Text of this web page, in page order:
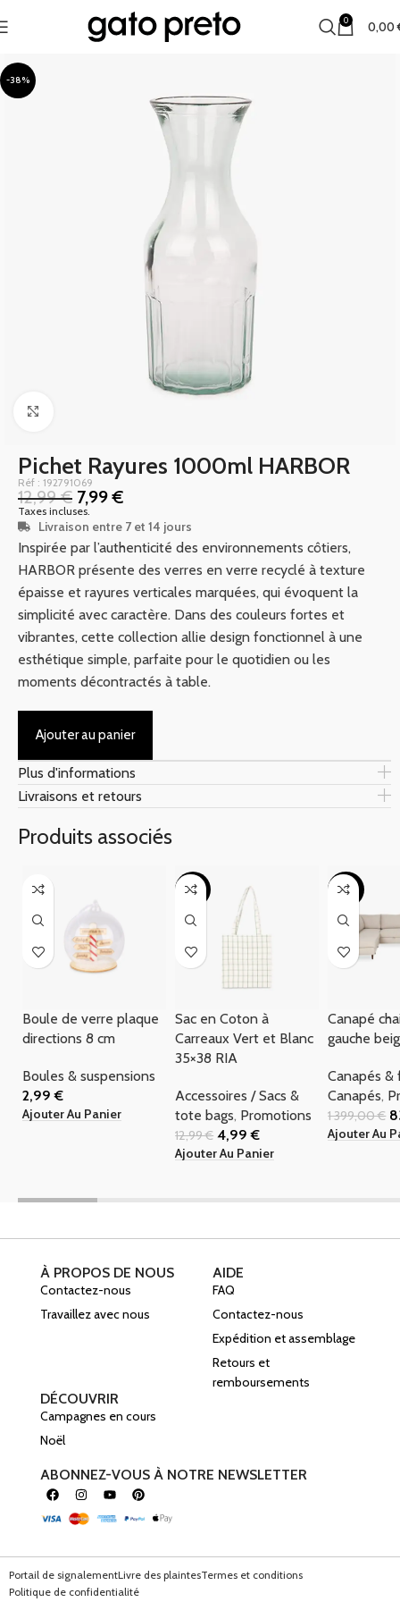
0 0,00
-38%
Pichet Rayures 1000ml HARBOR
Réf : 192791069
12,99€ 7,99€
Taxes incluses.
Livraison entre 7 et 14 jours
Inspirée par l’authenticité des environnements côtiers,
HARBOR présente des verres en verre recyclé à texture
épaisse et rayures verticales marquées, qui évoquent la
simplicité avec caractère. Dans des couleurs fortes et
vibrantes, cette collection allie design fonctionnel à une
esthétique simple, parfaite pour le quotidien ou les
moments décontractés à table.
Ajouter au panier
Plus d'informations
Livraisons et retours
Produits associés
Boule de verre plaque
directions 8 cm
Boules & suspensions
2,99€
Ajouter Au Panier
-62%
Sac en Coton à
Carreaux Vert et Blanc
35×38 RIA
Accessoires / Sacs &
tote bags, Promotions
12,99€ 4,99€
Ajouter Au Panier
-40%
Canapé
gauche
Canapés &
Canapés,
1 399,00€
Ajouter Au
À PROPOS DE NOUS
Contactez-nous
Travaillez avec nous
AIDE
FAQ
Contactez-nous
Expédition et assemblage
Retours et
remboursements
DÉCOUVRIR
Campagnes en cours
Noël
ABONNEZ-VOUS À NOTRE NEWSLETTER
Portail de signalementLivre des plaintesTermes et conditions
Politique de confidentialité